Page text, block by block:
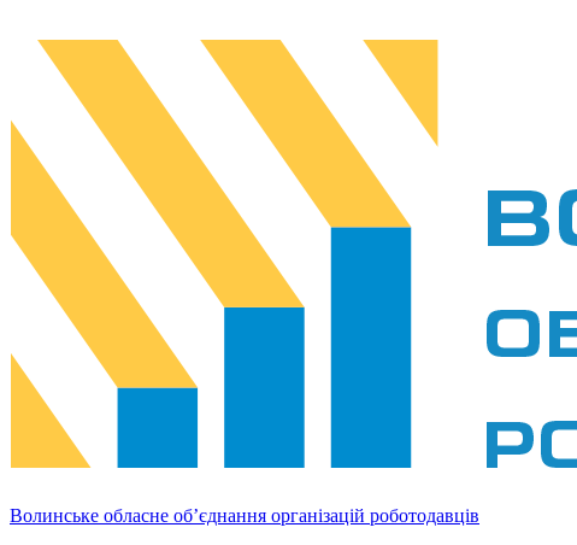
Волинське обласне об’єднання організацій роботодавців